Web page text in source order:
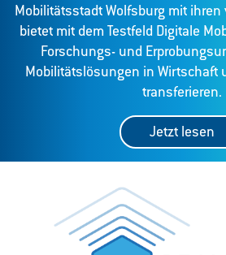
Mobilitätsstadt Wolfsburg mit
bietet mit dem Testfeld Digitale
Forschungs- und
Mobilitätslösungen in Wirtschaft
transferieren.
Jetzt lesen